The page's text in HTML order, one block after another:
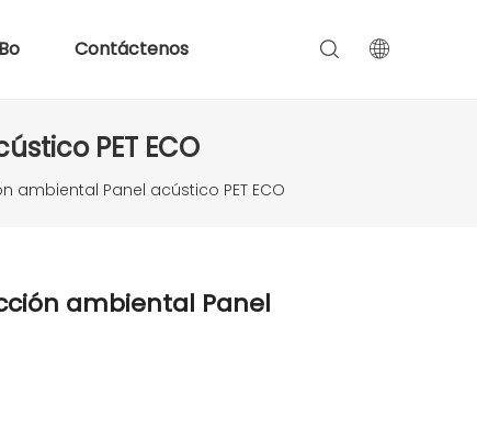
Contáctenos
PET ECO
Panel acústico PET ECO
ambiental Panel